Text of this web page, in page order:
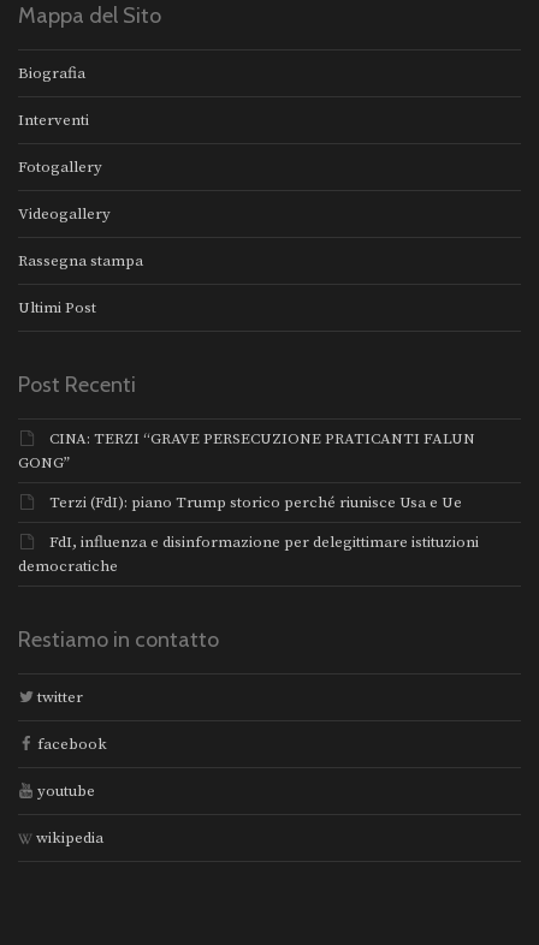
Mappa del Sito
Biografia
Interventi
Fotogallery
Videogallery
Rassegna stampa
Ultimi Post
Post Recenti
CINA: TERZI “GRAVE PERSECUZIONE PRATICANTI FALUN
GONG”
Terzi (FdI): piano Trump storico perché riunisce Usa e Ue
FdI, influenza e disinformazione per delegittimare istituzioni
democratiche
Restiamo in contatto
twitter
facebook
youtube
wikipedia